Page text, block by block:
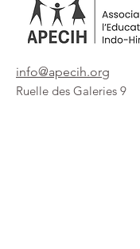
info@apecih.org
Ruelle des Galeries 9